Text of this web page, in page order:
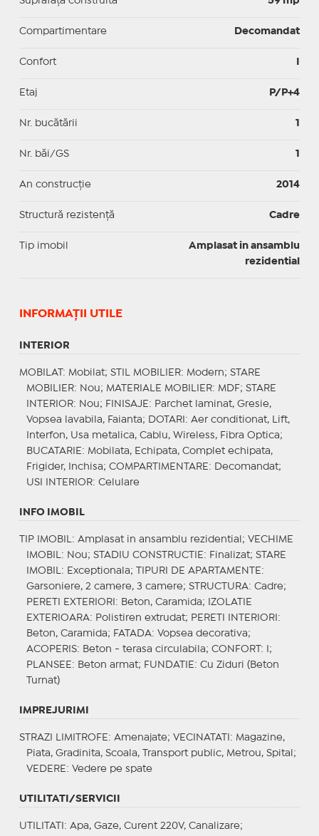
Compartimentare Decomandat
Confort
Etaj P/P+4
Nr. bucătării 1
Nr. băi/GS 1
An construcție 2014
Structură rezistență Cadre
Tip imobil
Amplasat in ansamblu
rezidential
INFORMAŢII UTILE
INTERIOR
MOBILAT : Mobilat; STIL MOBILIER: Modern; STARE
MOBILIER: Nou; MATERIALE MOBILIER: MDF; STARE
INTERIOR: Nou; FINISAJE : Parchet laminat, Gresie,
Vopsea lavabila, Faianta;
DOTARI : Aer conditionat, Lift,
Interfon, Usa metalica, Cablu, Wireless, Fibra Optica;
BUCATARIE : Mobilata, Echipata, Complet echipata,
Frigider, Inchisa; COMPARTIMENTARE : Decomandat;
USI INTERIOR: Celulare
INFO IMOBIL
TIP IMOBIL : Amplasat in ansamblu rezidential; VECHIME
IMOBIL : Nou; STADIU CONSTRUCTIE : Finalizat; STARE
IMOBIL : Exceptionala; TIPURI DE APARTAMENTE :
Garsoniere, 2 camere, 3 camere; STRUCTURA: Cadre;
PERETI EXTERIORI : Beton, Caramida;
IZOLATIE
EXTERIOARA: Polistiren extrudat; PERETI INTERIORI :
Beton, Caramida; FATADA: Vopsea decorativa;
ACOPERIS: Beton - terasa circulabila; CONFORT : I;
PLANSEE : Beton armat; FUNDATIE : Cu Ziduri (Beton
Turnat)
IMPREJURIMI
STRAZI LIMITROFE : Amenajate; VECINATATI : Magazine,
Piata, Gradinita, Scoala, Transport public, Metrou, Spital;
VEDERE : Vedere pe spate
UTILITATI/SERVICII
UTILITATI : Apa, Gaze, Curent 220V, Canalizare;